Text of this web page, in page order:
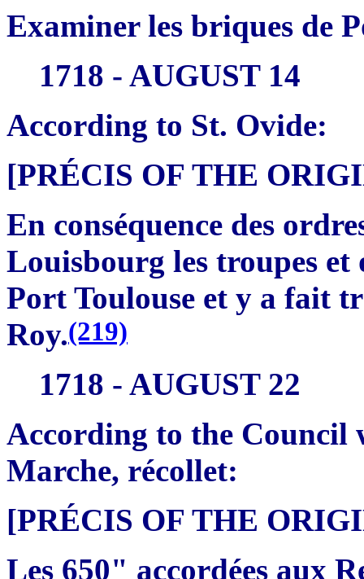
Examiner les briques de
1718 - AUGUST 14
According to St. Ovide:
[PRÉCIS OF THE
En conséquence des
Louisbourg les troupes
Port Toulouse et y a fait
Roy.(219)
1718 - AUGUST 22
According to the Council
Marche, récollet:
[PRÉCIS OF THE
Les 650" accordées aux